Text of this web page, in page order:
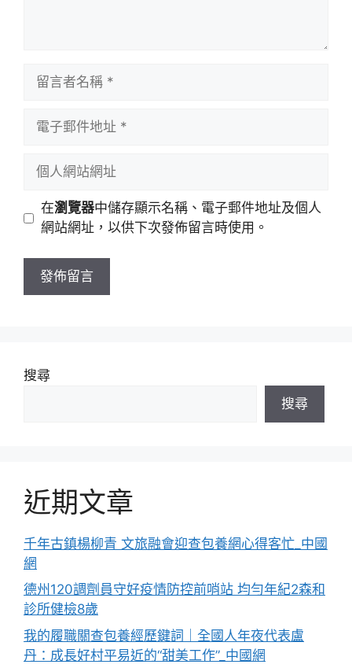
址
站
址
在瀏覽器中儲存顯示名稱、電子郵件地址及個人
網站網址，以供下次發佈留言時使用。
搜尋
搜尋
近期文章
千年古鎮楊柳青 文旅融會迎查包養網心得客忙_中國
網
德州120調劑員守好疫情防控前哨站 均勻年紀2森和
診所健檢8歲
我的履職關查包養經歷鍵詞｜全國人年夜代表盧
丹：成長好村平易近的“甜美工作”_中國網